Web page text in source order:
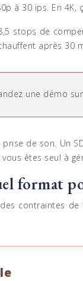
à 30 ips. En
stops de
après 30
une démo
de son. Un
êtes seul à
format
contraintes